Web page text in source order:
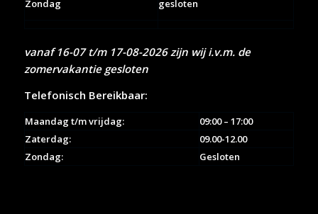
Zondag
gesloten
vanaf 16-07 t/m 17-08-2026 zijn wij i.v.m. de
zomervakantie gesloten
Telefonisch Bereikbaar:
Maandag t/m vrijdag:
09:00 – 17:00
Zaterdag:
09.00-12.00
Zondag:
Gesloten